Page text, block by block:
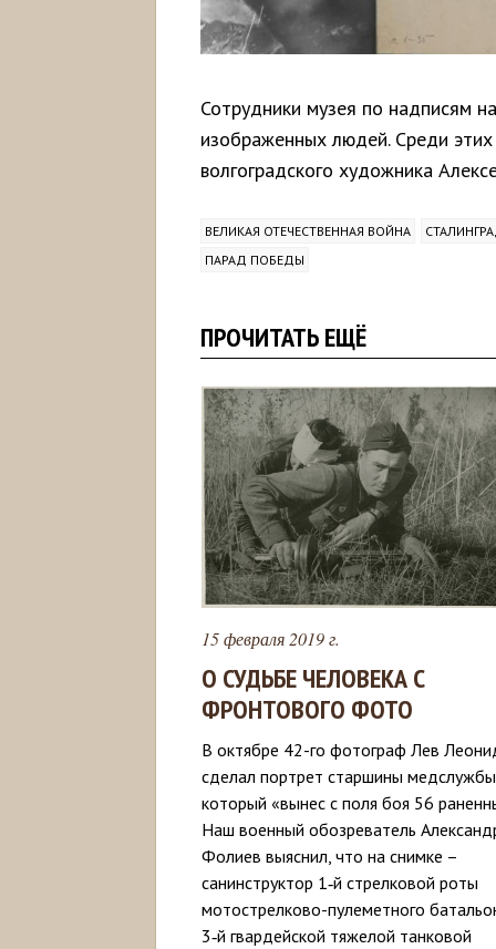
Сотрудники музея по надписям
изображенных людей. Среди
волгоградского художника
ВЕЛИКАЯ ОТЕЧЕСТВЕННАЯ ВОЙНА
ПАРАД ПОБЕДЫ
ПРОЧИТАТЬ ЕЩЁ
15 февраля 2019 г.
О СУДЬБЕ ЧЕЛОВЕКА С
ФРОНТОВОГО ФОТО
В октябре 42-го фотограф Лев
сделал портрет старшины
который «вынес с поля боя 56
Наш военный обозреватель
Фолиев выяснил, что на снимке –
санинструктор 1‑й стрелковой роты
мотострелково-пулеметного
3‑й гвардейской тяжелой танковой